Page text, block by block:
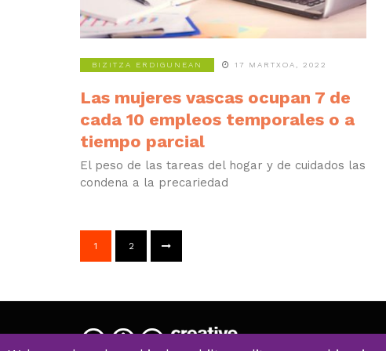
BIZITZA ERDIGUNEAN 17 MARTXOA, 2022
Las mujeres vascas ocupan 7 de
cada 10 empleos temporales o a
tiempo parcial
El peso de las tareas del hogar y de cuidados las
condena a la precariedad
1 2